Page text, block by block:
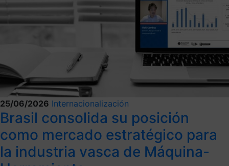
25/06/2026 Internacionalización
Brasil consolida su posición
como mercado estratégico para
la industria vasca de Máquina-